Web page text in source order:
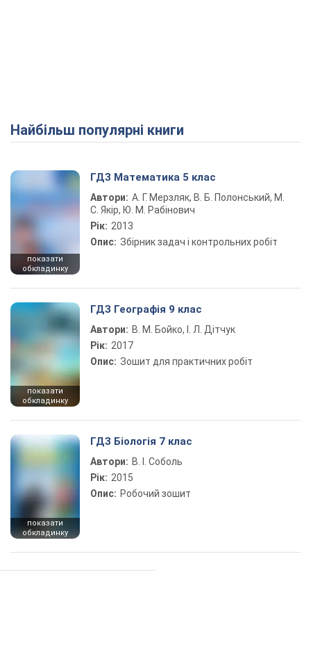
Найбільш популярні книги
показати
обкладинку
ГДЗ Математика 5 клас
Автори: А. Г. Мерзляк, В. Б. Полонський, М.
С. Якір, Ю. М. Рабінович
Рік: 2013
Опис: Збірник задач і контрольних робіт
показати
обкладинку
ГДЗ Географія 9 клас
Автори: В. М. Бойко, І. Л. Дітчук
Рік: 2017
Опис: Зошит для практичних робіт
показати
обкладинку
ГДЗ Біологія 7 клас
Автори: В. І. Соболь
Рік: 2015
Опис: Робочий зошит